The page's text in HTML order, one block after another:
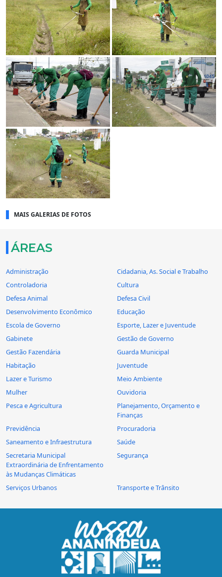
MAIS GALERIAS DE FOTOS
ÁREAS
Administração
Cidadania, As. Social e Trabalho
Controladoria
Cultura
Defesa Animal
Defesa Civil
Desenvolvimento Econômico
Educação
Escola de Governo
Esporte, Lazer e Juventude
Gabinete
Gestão de Governo
Gestão Fazendária
Guarda Municipal
Habitação
Juventude
Lazer e Turismo
Meio Ambiente
Mulher
Ouvidoria
Pesca e Agricultura
Planejamento, Orçamento e
Finanças
Previdência
Procuradoria
Saneamento e Infraestrutura
Saúde
Secretaria Municipal
Extraordinária de Enfrentamento
às Mudanças Climáticas
Segurança
Serviços Urbanos Transporte e Trânsito